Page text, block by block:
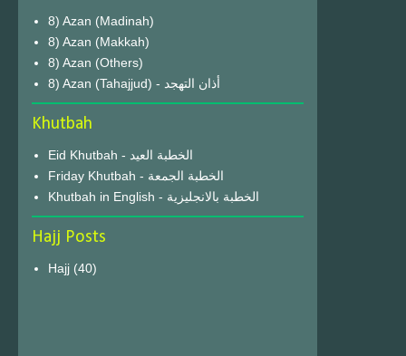
8) Azan (Madinah)
8) Azan (Makkah)
8) Azan (Others)
8) Azan (Tahajjud) - أذان التهجد
Khutbah
Eid Khutbah - الخطبة العيد
Friday Khutbah - الخطبة الجمعة
Khutbah in English - الخطبة بالانجليزية
Hajj Posts
Hajj (40)